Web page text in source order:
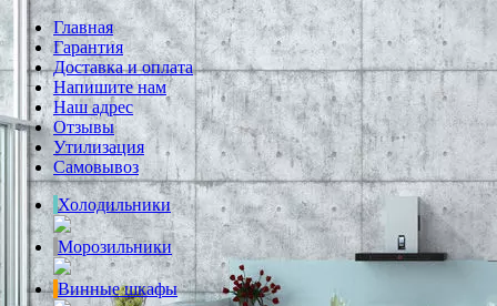
Главная
Гарантия
Доставка и оплата
Напишите нам
Наш адрес
Отзывы
Утилизация
Самовывоз
Холодильники
Морозильники
Винные шкафы